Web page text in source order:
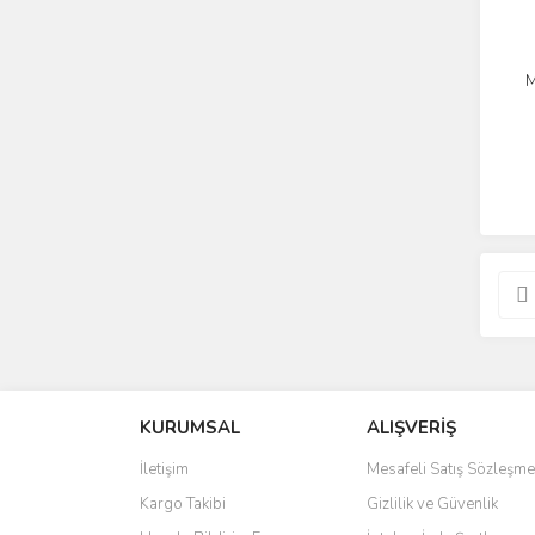
KURUMSAL
İletişim
Kargo Takibi
ALIŞVERİŞ
Mesafeli Satış
Gizlilik ve Güvenlik